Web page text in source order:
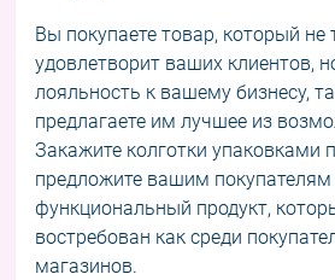
Вы покупаете товар, который не
удовлетворит ваших клиентов,
лояльность к вашему бизнесу,
предлагаете им лучшее из
Закажите колготки упаковками
предложите вашим
функциональный продукт,
востребован как среди
магазинов.